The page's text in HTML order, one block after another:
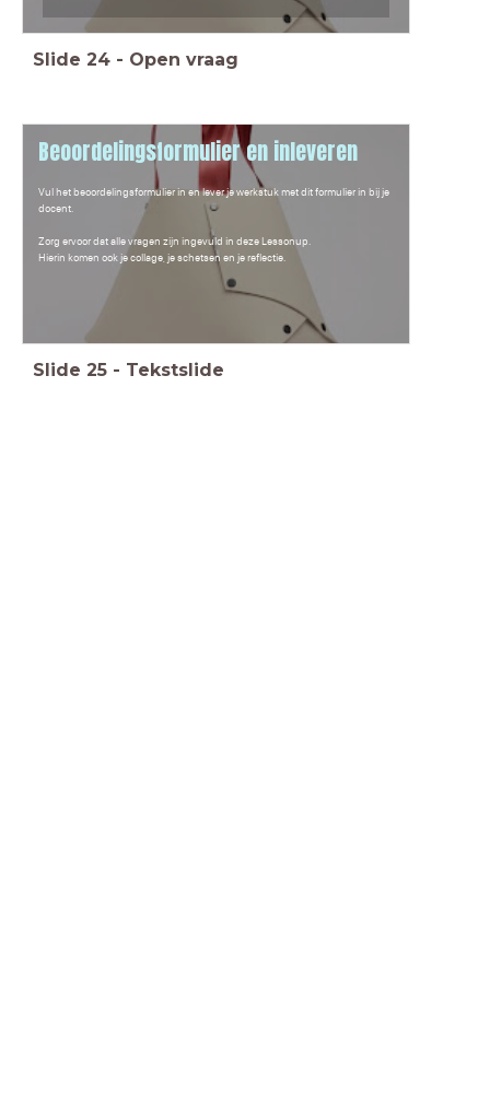
Slide 24 - Open vraag
Beoordelingsformulier en inleveren
Vul het beoordelingsformulier in en lever je werkstuk met dit formulier in bij je
docent.
Zorg ervoor dat alle vragen zijn ingevuld in deze Lessonup.
Hierin komen ook je collage, je schetsen en je reflectie.
Slide 25 - Tekstslide